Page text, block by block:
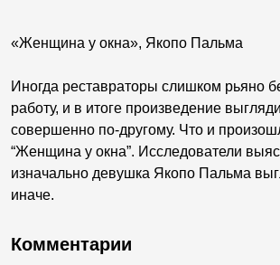
«Женщина у окна», Якопо Пальма
Иногда реставраторы слишком рьяно
работу, и в итоге произведение
совершенно по-другому. Что и
“Женщина у окна”. Исследователи
изначально девушка Якопо Пальма
иначе.
Комментарии